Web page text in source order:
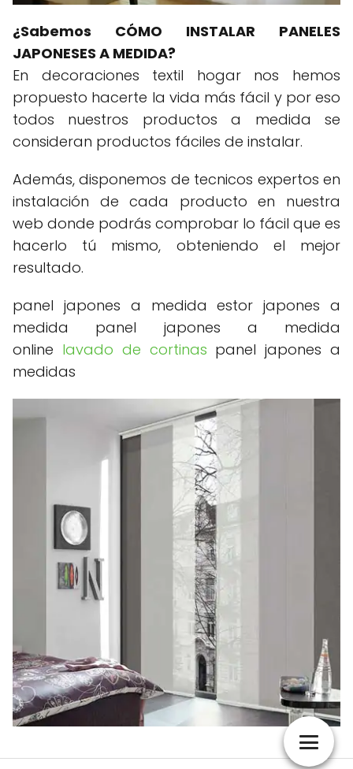
¿Sabemos CÓMO INSTALAR PANELES
JAPONESES A MEDIDA?
En decoraciones textil hogar nos hemos
propuesto hacerte la vida más fácil y por eso
todos nuestros productos a medida se
consideran productos fáciles de instalar.
Además, disponemos de tecnicos expertos en
instalación de cada producto en nuestra
web donde podrás comprobar lo fácil que es
hacerlo tú mismo, obteniendo el mejor
resultado.
panel japones a medida estor japones a
medida panel japones a medida
online lavado de cortinas panel japones a
medidas